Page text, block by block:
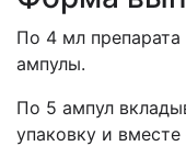
По 4 мл препарата
ампулы.
По 5 ампул
упаковку и